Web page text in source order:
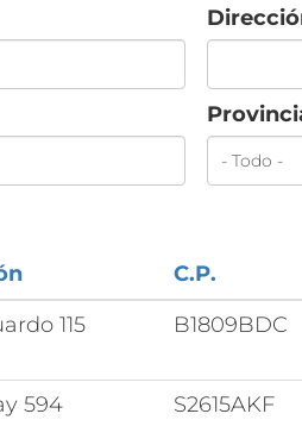
C.P.
115 B1809BDC
594 S2615AKF